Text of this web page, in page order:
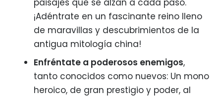
paisajes que se alzan a cada paso.
¡Adéntrate en un fascinante reino lleno
de maravillas y descubrimientos de la
antigua mitología china!
Enfréntate a poderosos enemigos,
tanto conocidos como nuevos: Un mono
heroico, de gran prestigio y poder, al